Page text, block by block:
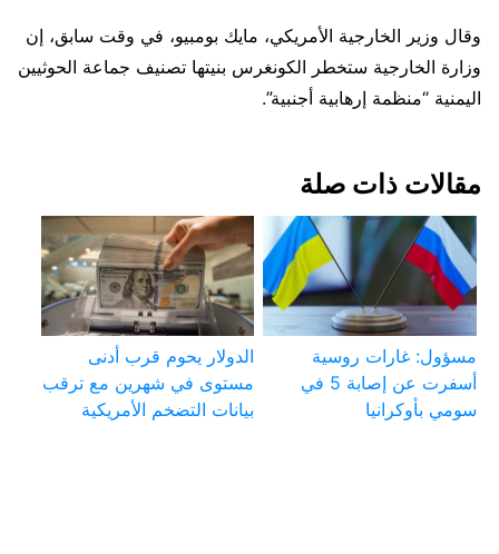
وقال وزير الخارجية الأمريكي، مايك بومبيو، في وقت سابق، إن
وزارة الخارجية ستخطر الكونغرس بنيتها تصنيف جماعة الحوثيين
اليمنية “منظمة إرهابية أجنبية”.
مقالات ذات صلة
مسؤول: غارات روسية
أسفرت عن إصابة 5 في
سومي بأوكرانيا
الدولار يحوم قرب أدنى
مستوى في شهرين مع ترقب
بيانات التضخم الأمريكية